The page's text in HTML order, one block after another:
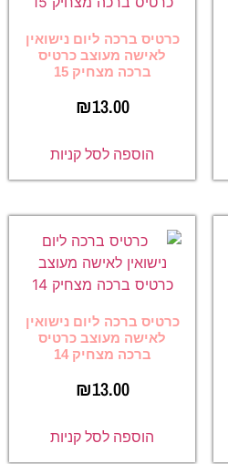
כרטיס ברכה ליום נישואין
לאישה מעוצב כרטיס
ברכה מצחיק 15
₪13.00
הוספה לסל קניות
כרטיס ברכה ליום נישואין
לאישה מעוצב כרטיס
ברכה מצחיק 14
₪13.00
הוספה לסל קניות